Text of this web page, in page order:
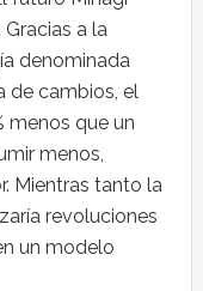
a la
denominada
de cambios, el
menos que un
menos,
Mientras tanto la
revoluciones
un modelo